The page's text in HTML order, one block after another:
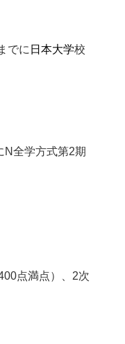
でに 日本大学校
N全学方式第2期
点満点）、2次